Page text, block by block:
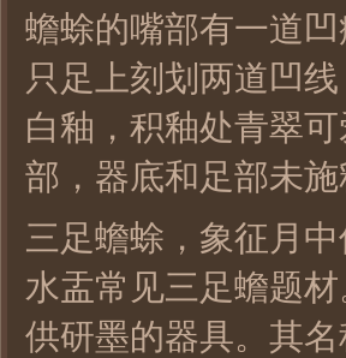
蟾蜍的嘴部有一道
只足上刻划两道凹
白釉，积釉处青翠
部，器底和足部未
三足蟾蜍，象征月
水盂常见三足蟾题
供研墨的器具。其